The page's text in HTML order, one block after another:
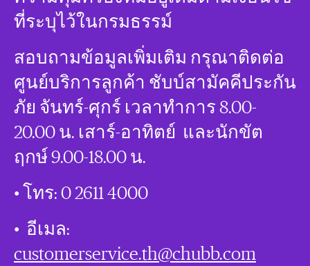
ที่ระบุไว้ในกรมธรรม์
สอบถามข้อมูลเพิ่มเติม กรุณาติดต่อ
ศูนย์บริการลูกค้า ชับบ์สามัคคีประกัน
ภัย จันทร์-ศุกร์ เวลาทำการ 8.00-
20.00 น. เสาร์-อาทิตย์ และนักขัต
ฤกษ์ 9.00-18.00 น.
• โทร: 0 2611 4000
• อีเมล:
customerservice.th@chubb.com